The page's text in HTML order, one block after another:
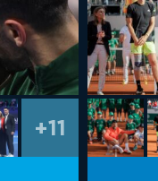
+11